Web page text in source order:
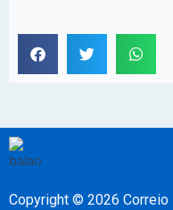
Copyright © 2026 Correio